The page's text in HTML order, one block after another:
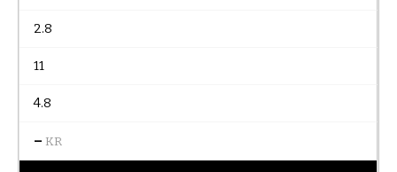
2.8
11
4.8
– KR